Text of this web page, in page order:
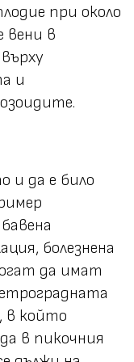
при около
вени в
и
и да е било
болезнена
да имат
в който
в пикочния